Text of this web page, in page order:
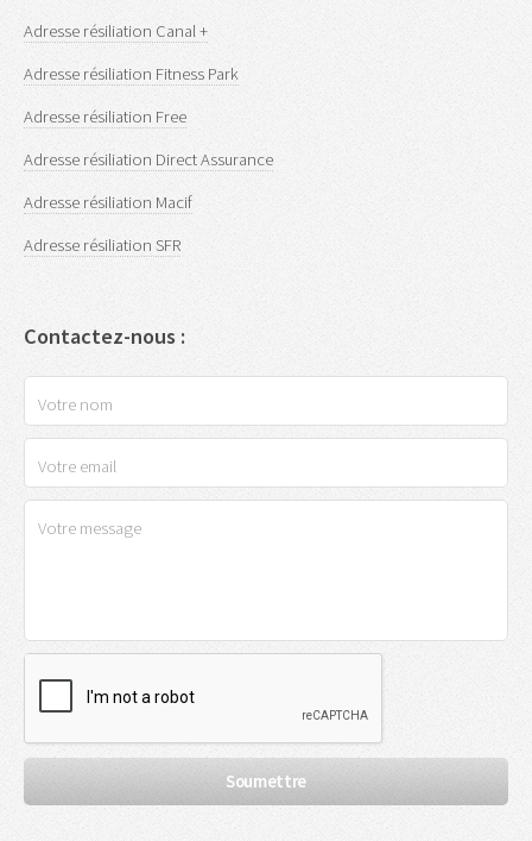
Adresse résiliation Canal +
Adresse résiliation Fitness Park
Adresse résiliation Free
Adresse résiliation Direct Assurance
Adresse résiliation Macif
Adresse résiliation SFR
Contactez-nous :